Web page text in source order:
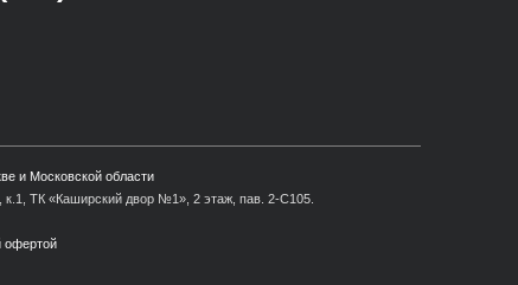
и Московской области
ТК «Каширский двор №1», 2 этаж, пав. 2-С105.
офертой